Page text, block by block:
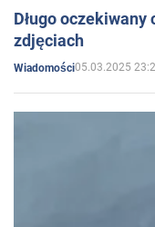
Długo
zdjęciach
Wiadomości05.03.2025